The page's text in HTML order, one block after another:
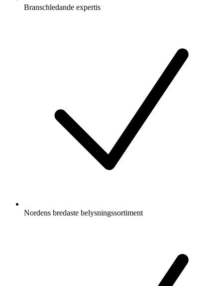
Branschledande expertis
Nordens bredaste belysningssortiment